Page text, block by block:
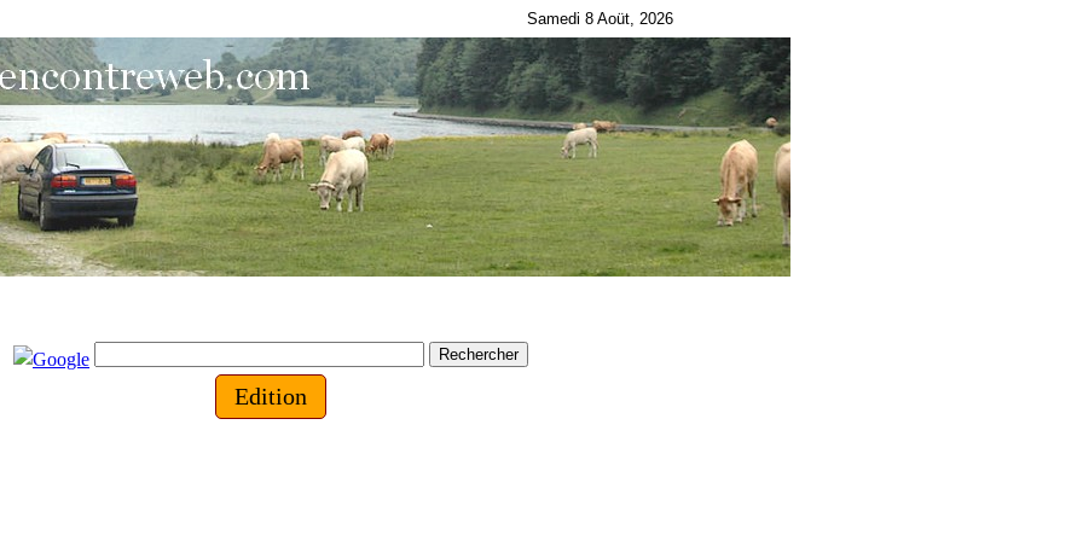
Samedi 8 Aoüt, 2026
Edition